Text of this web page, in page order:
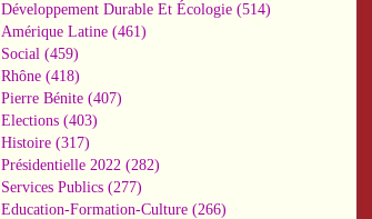
Développement Durable Et Écologie (514)
Amérique Latine (461)
Social (459)
Rhône (418)
Pierre Bénite (407)
Elections (403)
Histoire (317)
Présidentielle 2022 (282)
Services Publics (277)
Education-Formation-Culture (266)